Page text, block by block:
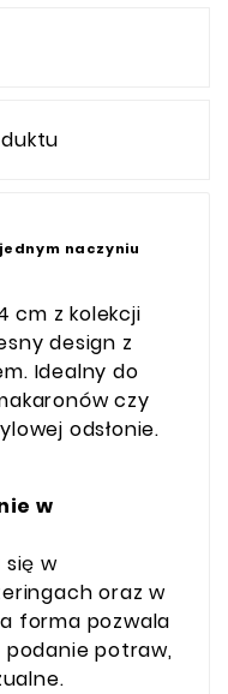
naczyniu
cm z kolekcji
design z
Idealny do
czy
odsłonie.
w
się w
oraz w
forma pozwala
potraw,